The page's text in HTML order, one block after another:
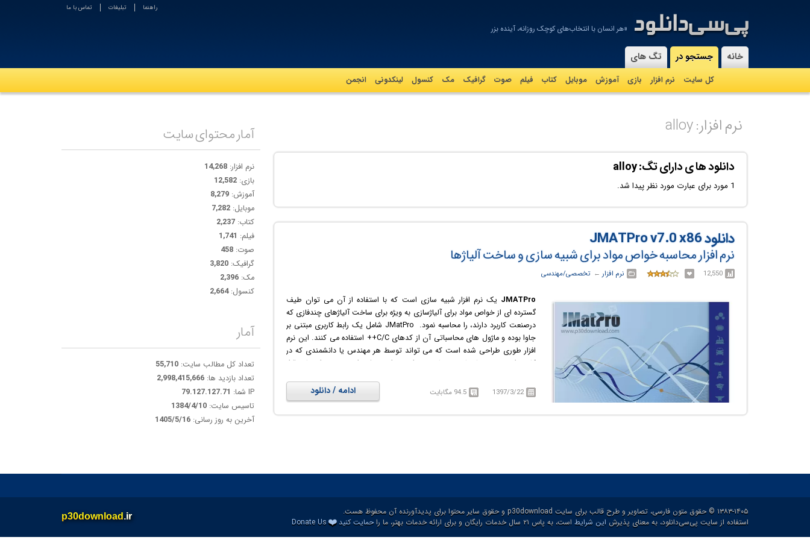
-
«هر انسان با انتخاب‌های کوچک روزانه، آینده بزرگ
راهنما تبلیغات تماس با ما
خانه جستجو در
کل سایت نرم افزار بازی آموزش موبايل کتاب فیلم صوت گرافيک مک کنسول لینکدونی انجمن
تگ های
نرم افزار: alloy
دانلود ها ی دارای تگ: alloy
1 مورد برای عبارت مورد نظر پیدا شد.
دانلود JMATPro v7.0 x86
نرم افزار محاسبه خواص مواد برای شبیه سازی و ساخت آلیاژها
12,550 نرم افزار ← ‏تخصصی/مهندسی
JMATPro یک نرم افزار شبیه سازی است که با استفاده از آن می توان طیف
گسترده ای از خواص مواد برای آلیاژسازی به ویژه برای ساخت آلیاژهای چندفازی که
درصنعت کاربرد دارند، را محاسبه نمود. JMatPro شامل یک رابط کاربری مبتنی بر
جاوا بوده و ماژول های محاسباتی آن از کدهای C/C++ استفاده می کنند. این نرم
افزار طوری طراحی شده است که می تواند توسط هر مهندس یا دانشمندی که در
کار روزانه خود مرتبا نیازمند محاسبه خواص مواد مختلف است، مورد استفاده قرار
مهندسین و دانشمندان این امکان را می دهد که بدون نیاز به جستجو درمقالات و
منابع مختلف (بعضاً با اطلاعات ناکافی) مدل های قابل اعتماد و محکمی را برای
خواص طیف وسیعی از مواد در اختیار داشته باشند.
1397/3/22 94.5 مگابایت ادامه / دانلود
آمار محتوای سایت
نرم افزار: 14,268
بازی: 12,582
آموزش: 8,279
موبایل: 7,282
کتاب: 2,237
فیلم: 1,741
صوت: 458
گرافیک: 3,820
مک: 2,396
کنسول:2,664
آمار
تعداد کل مطالب سایت: 55,710
تعداد بازدید ها: 2,998,415,666
IP شما:
79.127.127.71
تاسیس سایت: 1384/4/10
آخرین به روز رسانی: 1405/5/16
۱۳۸۳-۱۴۰۵ © حقوق متون فارسی، تصاویر و طرح قالب برای سایت p30download و حقوق سایر محتوا برای پدیدآورنده آن محفوظ هست.
استفاده از سایت پی‌سی‌دانلود، به معنای پذیرش این شرایط است، به پاس ۲۱ سال خدمات رایگان و برای ارائه خدمات بهتر، ما را حمایت کنید❤️
Donate Us
p30download